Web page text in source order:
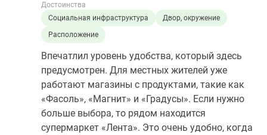
Достоинства
Социальная инфраструктура
Двор, окружение
Расположение
Впечатлил уровень удобства, который здесь
предусмотрен. Для местных жителей уже
работают магазины с продуктами, такие как
«Фасоль», «Магнит» и «Градусы». Если нужно
больше выбора, то рядом находится
супермаркет «Лента». Это очень удобно, когда